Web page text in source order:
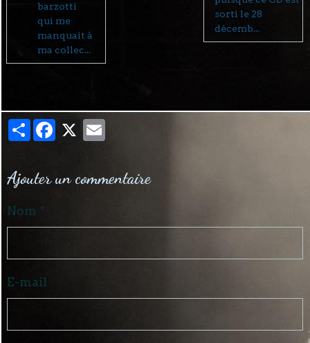
barzotti
qui me
manquait à
ma collec...
sorti le 28
décemb...
PartagerFacebook
X
Ajouter un commentaire
Nom
E-mail